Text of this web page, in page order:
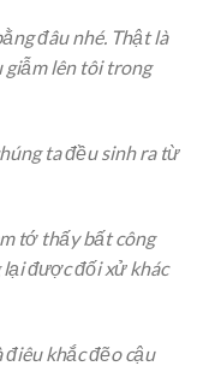
đâu nhé. Thật là
giẫm lên tôi trong
ta đều sinh ra từ
tớ thấy bất công
được đối xử khác
điêu khắc đẽo cậu